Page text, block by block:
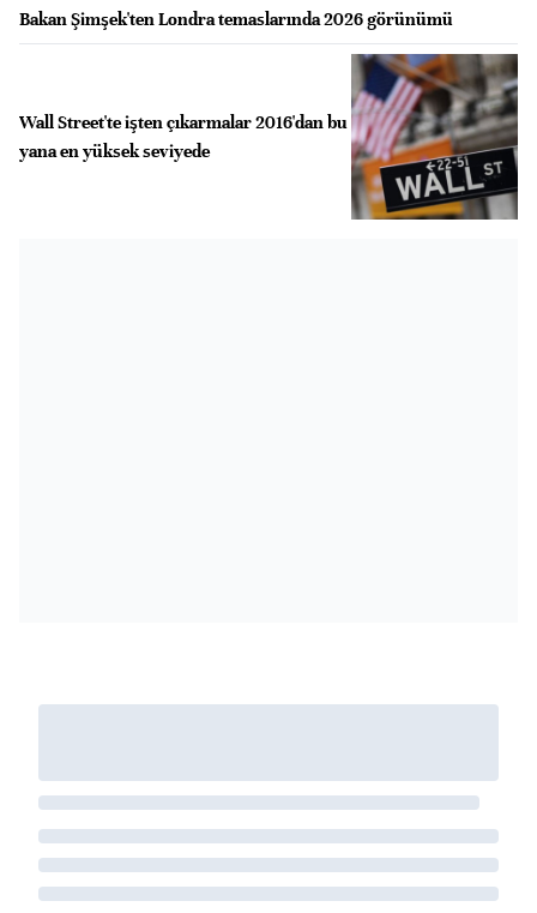
Bakan Şimşek'ten Londra temaslarında 2026 görünümü
Wall Street'te işten çıkarmalar 2016'dan bu
yana en yüksek seviyede